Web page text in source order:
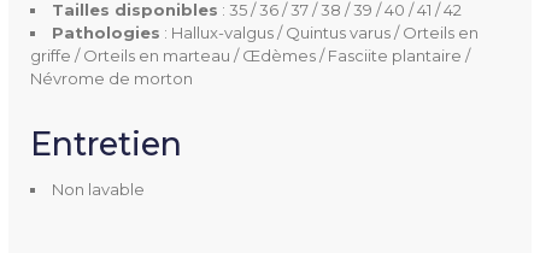
Tailles disponibles : 35 / 36 / 37 / 38 / 39 / 40 / 41 / 42
Pathologies : Hallux-valgus / Quintus varus / Orteils en
griffe / Orteils en marteau / Œdèmes / Fasciite plantaire /
Névrome de morton
Entretien
Non lavable
Dessus Cuir et textile synthétique